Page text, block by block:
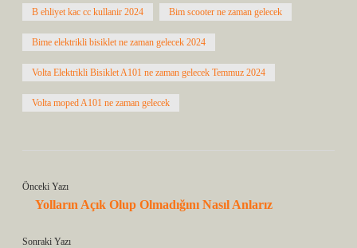
B ehliyet kac cc kullanir 2024 Bim scooter ne zaman gelecek
Bime elektrikli bisiklet ne zaman gelecek 2024
Volta Elektrikli Bisiklet A101 ne zaman gelecek Temmuz 2024
Volta moped A101 ne zaman gelecek
Önceki Yazı
Yolların Açık Olup Olmadığını Nasıl Anlarız
Sonraki Yazı